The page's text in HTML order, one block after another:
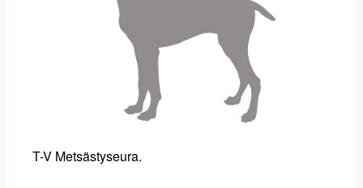
T-V Metsästyseura.